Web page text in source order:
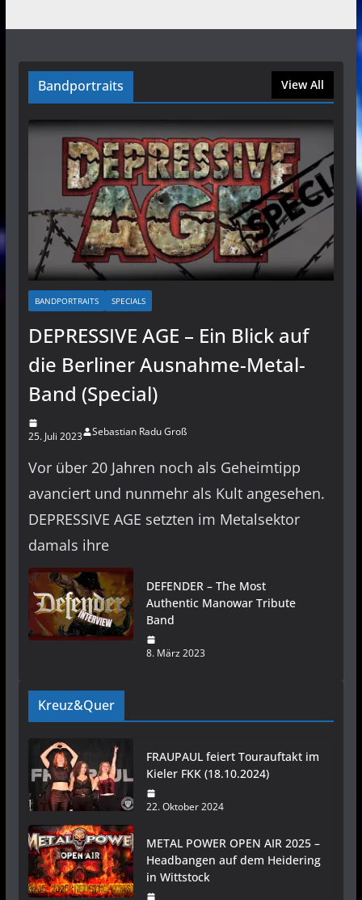
Bandportraits View All
BANDPORTRAITS SPECIALS
DEPRESSIVE AGE – Ein Blick auf
die Berliner Ausnahme-Metal-
Band (Special)
25. Juli 2023 Sebastian Radu Groß
Vor über 20 Jahren noch als Geheimtipp
avanciert und nunmehr als Kult angesehen.
DEPRESSIVE AGE setzten im Metalsektor
damals ihre
DEFENDER – The Most
Authentic Manowar Tribute
Band
8. März 2023
Kreuz&Quer
FRAUPAUL feiert Tourauftakt im
Kieler FKK (18.10.2024)
22. Oktober 2024
METAL POWER OPEN AIR 2025 –
Headbangen auf dem Heidering
in Wittstock